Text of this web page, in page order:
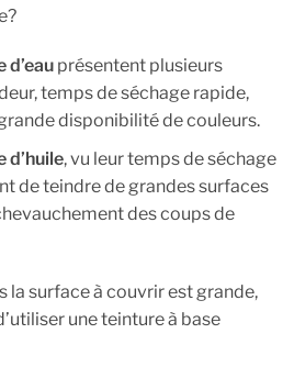
d’eauprésentent plusieurs
temps de séchage rapide,
disponibilité de couleurs.
d’huile, vu leur temps de séchage
de teindre de grandes surfaces
des coups de
la surface à couvrir est grande,
une teinture à base